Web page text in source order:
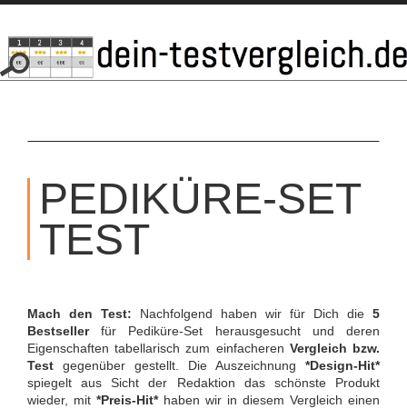
SKIP
CONTENT
PEDIKÜRE-SET
TEST
Mach den Test: Nachfolgend haben wir für Dich die 5
Bestsellerfür Pediküre-Set herausgesucht und deren
Eigenschaften tabellarisch zum einfacheren Vergleich bzw.
Test gegenüber gestellt. Die Auszeichnung *Design-Hit*
spiegelt aus Sicht der Redaktion das schönste Produkt
wieder, mit *Preis-Hit*haben wir in diesem Vergleich einen